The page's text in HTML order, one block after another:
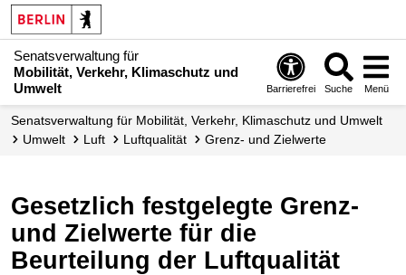
Senatsverwaltung für
Mobilität, Verkehr, Klimaschutz und
Umwelt
Barrierefrei Suche Menü
Senatsverwaltung für Mobilität, Verkehr, Klimaschutz und Umwelt
Umwelt
Luft Luftqualität Grenz- und Zielwerte
Gesetzlich festgelegte Grenz-
und Zielwerte für die
Beurteilung der Luftqualität